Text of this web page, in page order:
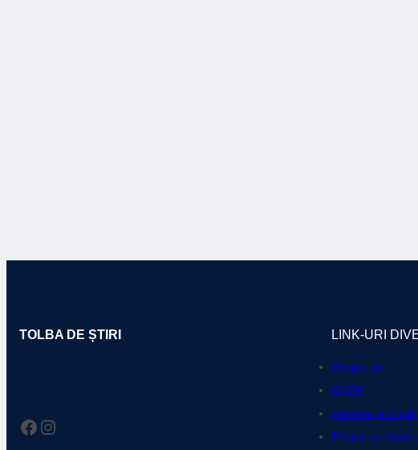
TOLBA DE ȘTIRI
Facebook Instagram
LINK-URI
Despre noi
GDPR
Termeni și
Trimite-ne